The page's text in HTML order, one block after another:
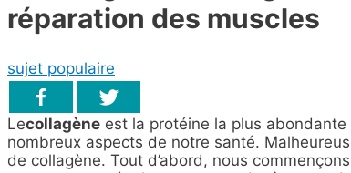
réparation des muscles
sujet populaire
Lecollagène est la protéine la plus abondante
nombreux aspects de notre santé.
de collagène. Tout d’abord, nous